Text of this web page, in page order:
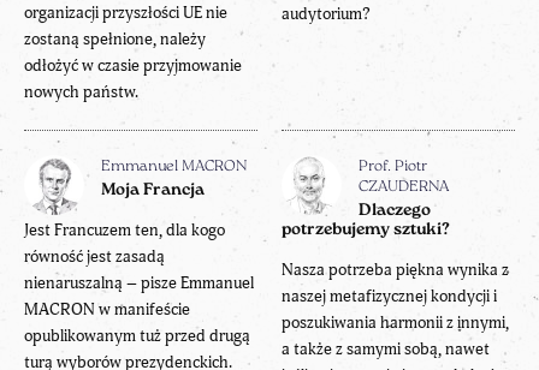
organizacji przyszłości UE nie
zostaną spełnione, należy
odłożyć w czasie przyjmowanie
nowych państw.
audytorium?
Emmanuel MACRON
Moja Francja
Jest Francuzem ten, dla kogo
równość jest zasadą
nienaruszalną – pisze Emmanuel
MACRON w manifeście
opublikowanym tuż przed drugą
turą wyborów prezydenckich.
Prof. Piotr
CZAUDERNA
Dlaczego
potrzebujemy sztuki?
Nasza potrzeba piękna wynika z
naszej metafizycznej kondycji i
poszukiwania harmonii z innymi,
a także z samymi sobą, nawet